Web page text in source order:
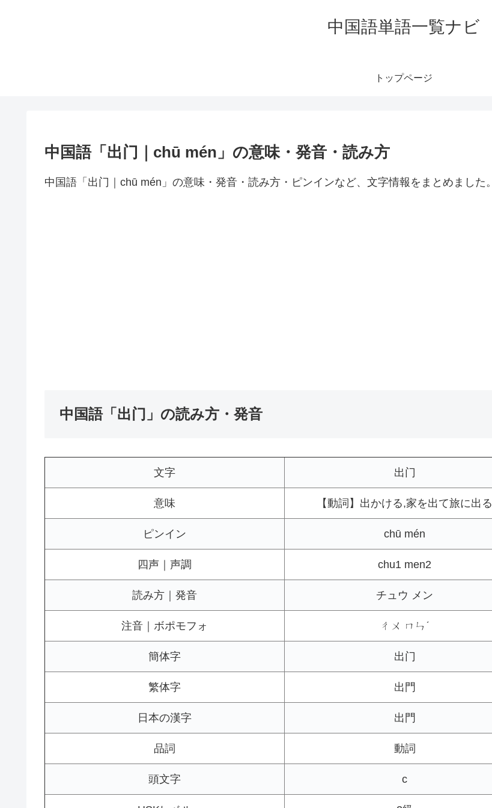
中国語単語一覧ナビ
トップページ
中国語「出门｜chū mén」の意味・発音・読み方
中国語「出门｜chū mén」の意味・発音・読み方・ピンインなど、文字情報をまとめました。
中国語「出门」の読み方・発音
文字 出门
意味 【動詞】出かける,家を出て旅に出る
ピンイン chū mén
四声｜声調 chu1 men2
読み方｜発音 チュウ メン
注音｜ボポモフォ ㄔㄨ ㄇㄣˊ
簡体字 出门
繁体字 出門
日本の漢字 出門
品詞 動詞
頭文字 c